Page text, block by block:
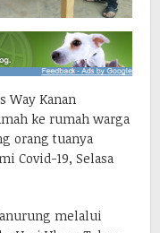
Way Kanan
ke rumah warga
orang tuanya
Covid-19, Selasa
melalui